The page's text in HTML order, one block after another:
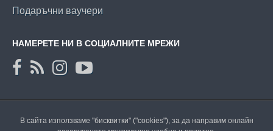
Подаръчни ваучери
НАМЕРЕТЕ НИ В СОЦИАЛНИТЕ МРЕЖИ
В сайта използваме "бисквитки" ("cookies"), за да направим онлайн